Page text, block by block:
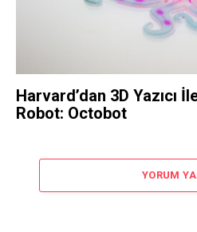
Harvard’dan 3D Yazıcı
Robot: Octobot
YORUM